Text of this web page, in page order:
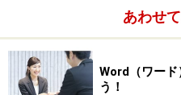
描画キャンバスが挿入さ
※記事内容は執筆時点のもので
い。
※OSやアプリ、ソフトのバー
あわせ
Word（ワード
う！